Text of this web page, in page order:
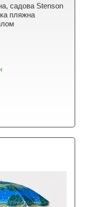
садова Stenson
пляжна